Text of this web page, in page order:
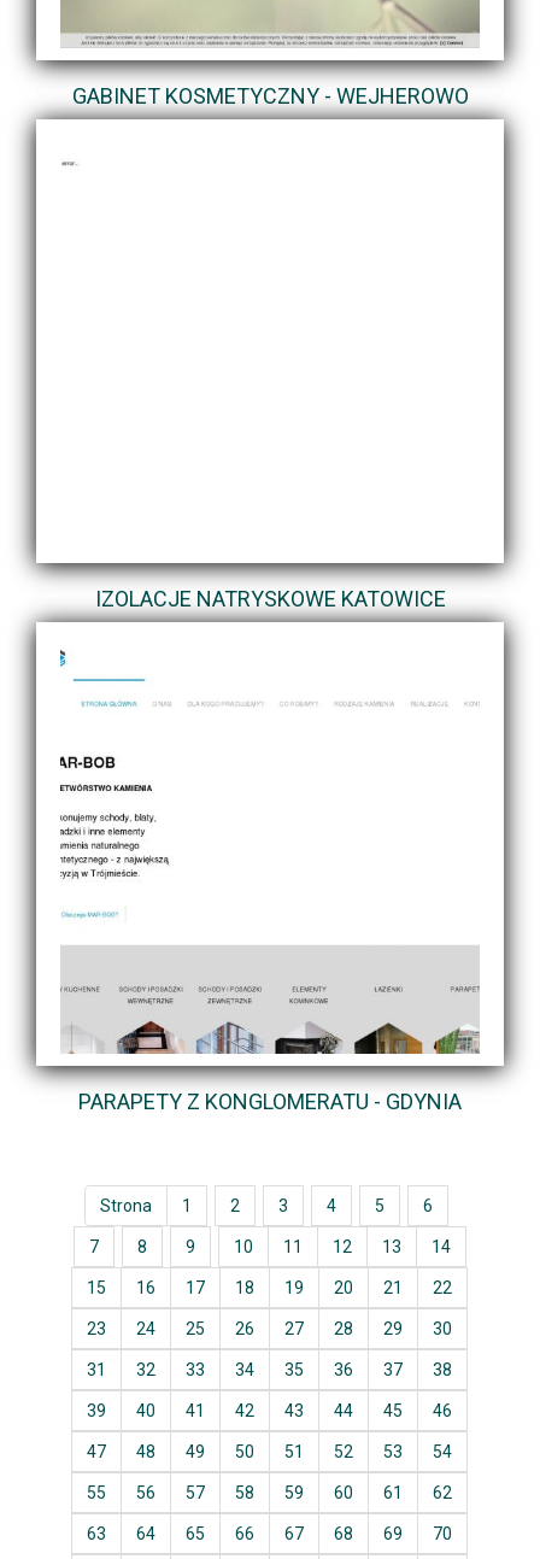
GABINET KOSMETYCZNY - WEJHEROWO
IZOLACJE NATRYSKOWE KATOWICE
PARAPETY Z KONGLOMERATU - GDYNIA
Strona 1 2 3 4 5 6
7 8 9 10 11 12 13 14
15 16 17 18 19 20 21 22
23 24 25 26 27 28 29 30
31 32 33 34 35 36 37 38
39 40 41 42 43 44 45 46
47 48 49 50 51 52 53 54
55 56 57 58 59 60 61 62
63 64 65 66 67 68 69 70